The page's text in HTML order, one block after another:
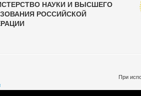
НАУКИ И ВЫСШЕГО
РОССИЙСКОЙ
При